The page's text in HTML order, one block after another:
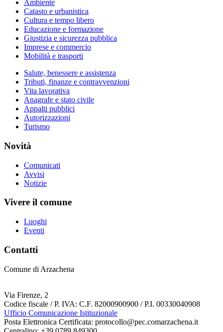
Ambiente
Catasto e urbanistica
Cultura e tempo libero
Educazione e formazione
Giustizia e sicurezza pubblica
Imprese e commercio
Mobilità e trasporti
Salute, benessere e assistenza
Tributi, finanze e contravvenzioni
Vita lavorativa
Anagrafe e stato civile
Appalti pubblici
Autorizzazioni
Turismo
Novità
Comunicati
Avvisi
Notizie
Vivere il comune
Luoghi
Eventi
Contatti
Comune di Arzachena
Via Firenze, 2
Codice fiscale / P. IVA: C.F. 82000900900 / P.I. 00330040908
Ufficio Comunicazione Istituzionale
Posta Elettronica Certificata: protocollo@pec.comarzachena.it